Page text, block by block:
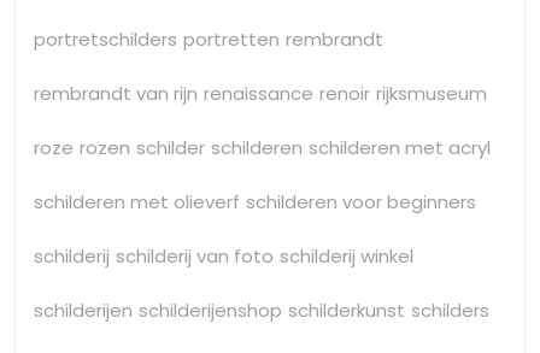
portretschilders portretten rembrandt
rembrandt van rijn renaissance renoir rijksmuseum
roze rozen schilder schilderen schilderen met acryl
schilderen met olieverf schilderen voor beginners
schilderij schilderij van foto schilderij winkel
schilderijen schilderijenshop schilderkunst schilders